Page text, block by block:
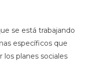
se está trabajando
específicos que
planes sociales